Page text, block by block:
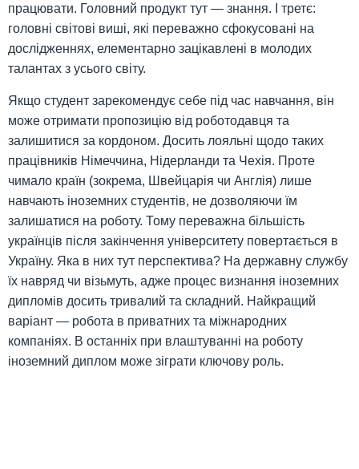
працювати. Головний продукт тут — знання. І третє:
головні світові виші, які переважно сфокусовані на
дослідженнях, елементарно зацікавлені в молодих
талантах з усього світу.
Якщо студент зарекомендує себе під час навчання, він
може отримати пропозицію від роботодавця та
залишитися за кордоном. Досить лояльні щодо таких
працівників Німеччина, Нідерланди та Чехія. Проте
чимало країн (зокрема, Швейцарія чи Англія) лише
навчають іноземних студентів, не дозволяючи їм
залишатися на роботу. Тому переважна більшість
українців після закінчення університету повертається в
Україну. Яка в них тут перспектива? На державну службу
їх навряд чи візьмуть, адже процес визнання іноземних
дипломів досить тривалий та складний. Найкращий
варіант — робота в приватних та міжнародних
компаніях. В останніх при влаштуванні на роботу
іноземний диплом може зіграти ключову роль.